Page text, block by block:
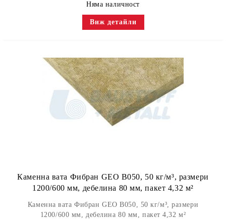
Няма наличност
Виж детайли
Каменна вата Фибран GEO B050, 50 кг/м³, размери
1200/600 мм, дебелина 80 мм, пакет 4,32 м²
Каменна вата Фибран GEO B050, 50 кг/м³, размери
1200/600 мм, дебелина 80 мм, пакет 4,32 м²